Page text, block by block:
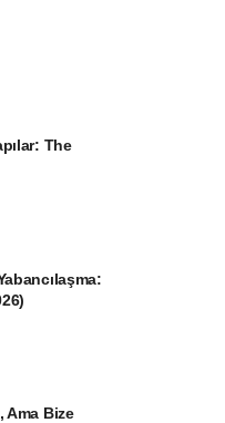
The
Ama Bize